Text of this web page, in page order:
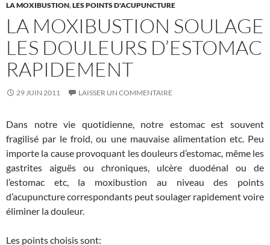
LA MOXIBUSTION,LES POINTS D'ACUPUNCTURE
LA MOXIBUSTION SOULAGE
LES DOULEURS D’ESTOMAC
RAPIDEMENT
29 JUIN 2011 LAISSER UN COMMENTAIRE
Dans notre vie quotidienne, notre estomac est souvent
fragilisé par le froid, ou une mauvaise alimentation etc. Peu
importe la cause provoquant les douleurs d’estomac, même les
gastrites aiguës ou chroniques, ulcère duodénal ou de
l’estomac etc, la moxibustion au niveau des points
d’acupuncture correspondants peut soulager rapidement voire
éliminer la douleur.
Les points choisis sont: